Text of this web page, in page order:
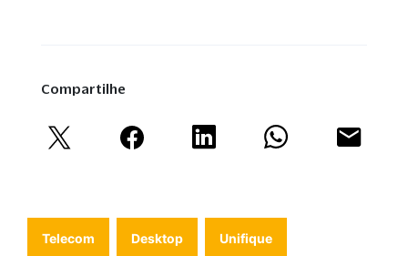
Compartilhe
Telecom Desktop Unifique